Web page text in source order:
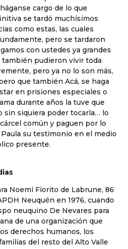
cargo de lo que
se tardó muchísimos
como estas, las cuales
pero se tardaron
con ustedes ya grandes
también pudieron vivir toda
pero ya no lo son más,
que también Acá, se haga
en prisiones especiales o
durante años la tuve que
sin siquiera poder tocarla… lo
común y paguen por lo
su testimonio en el medio
presente.
Noemí Fiorito de Labrune, 86
Neuquén en 1976, cuando
neuquino De Nevares para
de una organización que
derechos humanos, los
del resto del Alto Valle